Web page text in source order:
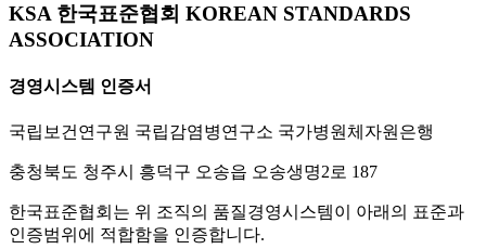
KSA 한국표준협회 KOREAN STANDARDS
ASSOCIATION
경영시스템 인증서
국립보건연구원 국립감염병연구소 국가병원체자원은행
충청북도 청주시 흥덕구 오송읍 오송생명2로 187
한국표준협회는 위 조직의 품질경영시스템이 아래의 표준과
인증범위에 적합함을 인증합니다.